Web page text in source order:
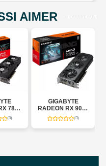
AIMER
7800
OC
(0)
GIGABYTE
RADEON RX 9060
XT GAMING OC
16G
(0)